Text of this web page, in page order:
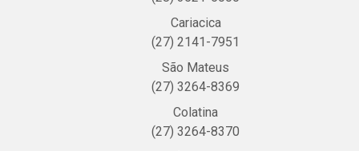
Cariacica
(27) 2141-7951
São Mateus
(27) 3264-8369
Colatina
(27) 3264-8370